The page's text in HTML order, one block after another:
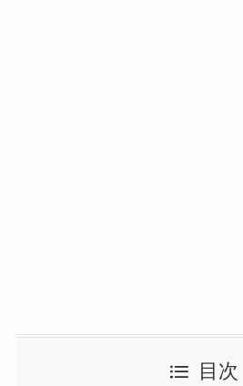
目次